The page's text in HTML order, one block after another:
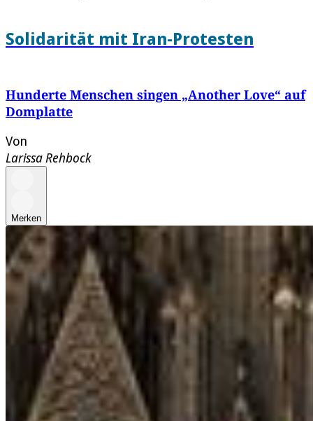
Solidarität mit Iran-Protesten
Hunderte Menschen singen „Another Love“ auf
Domplatte
Von
Larissa Rehbock
Merken